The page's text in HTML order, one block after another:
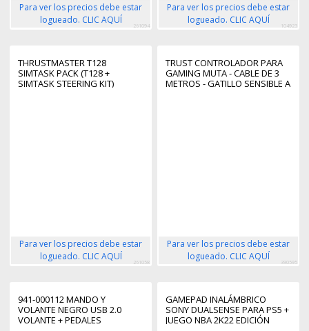
Para ver los precios debe estar
logueado. CLIC AQUÍ
261094
Para ver los precios debe estar
logueado. CLIC AQUÍ
104923
THRUSTMASTER T128
SIMTASK PACK (T128 +
SIMTASK STEERING KIT)
Para ver los precios debe estar
logueado. CLIC AQUÍ
261058
TRUST CONTROLADOR PARA
GAMING MUTA - CABLE DE 3
METROS - GATILLO SENSIBLE A
Para ver los precios debe estar
logueado. CLIC AQUÍ
390595
941-000112 MANDO Y
VOLANTE NEGRO USB 2.0
VOLANTE + PEDALES
GAMEPAD INALÁMBRICO
SONY DUALSENSE PARA PS5 +
JUEGO NBA 2K22 EDICIÓN